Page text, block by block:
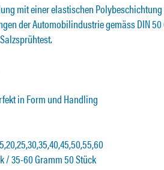
mit einer elastischen
der Automobilindustrie gemäss DIN 50
in Form und Handling
/ 35-60 Gramm 50 Stück